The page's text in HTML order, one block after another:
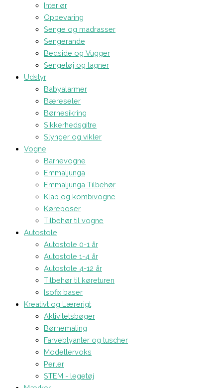
Interiør
Opbevaring
Senge og madrasser
Sengerande
Bedside og Vugger
Sengetøj og lagner
Udstyr
Babyalarmer
Bæreseler
Børnesikring
Sikkerhedsgitre
Slynger og vikler
Vogne
Barnevogne
Emmaljunga
Emmaljunga Tilbehør
Klap og kombivogne
Køreposer
Tilbehør til vogne
Autostole
Autostole 0-1 år
Autostole 1-4 år
Autostole 4-12 år
Tilbehør til køreturen
Isofix baser
Kreativt og Lærerigt
Aktivitetsbøger
Børnemaling
Farveblyanter og tuscher
Modellervoks
Perler
STEM - legetøj